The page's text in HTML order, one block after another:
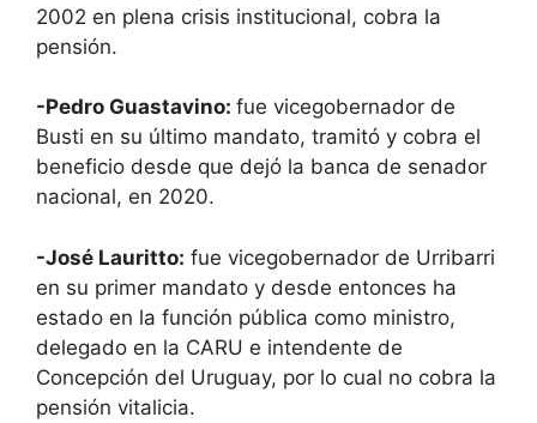
2002 en plena crisis institucional, cobra la
pensión.
-Pedro Guastavino: fue vicegobernador de
Busti en su último mandato, tramitó y cobra el
beneficio desde que dejó la banca de senador
nacional, en 2020.
-José Lauritto: fue vicegobernador de Urribarri
en su primer mandato y desde entonces ha
estado en la función pública como ministro,
delegado en la CARU e intendente de
Concepción del Uruguay, por lo cual no cobra la
pensión vitalicia.